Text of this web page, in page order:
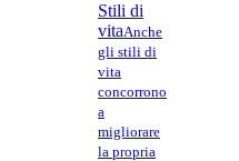
Stili di
vitaAnche
gli stili di
vita
concorrono
a
migliorare
la propria